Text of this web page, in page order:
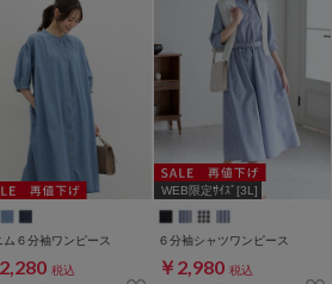
ム６分袖ワンピース
税込
WEB限定ｻｲｽﾞ[3L]
６分袖シャツワンピース
￥2,980 税込